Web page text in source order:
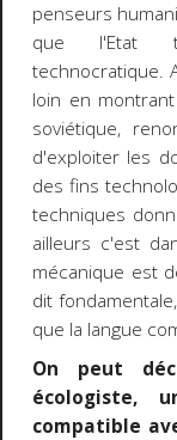
penseurs
que l'Etat
technocratique.
loin en
soviétique,
d'exploiter les
des fins
techniques
ailleurs c'est
mécanique est
dit
que la langue
On peut
écologiste,
compatible